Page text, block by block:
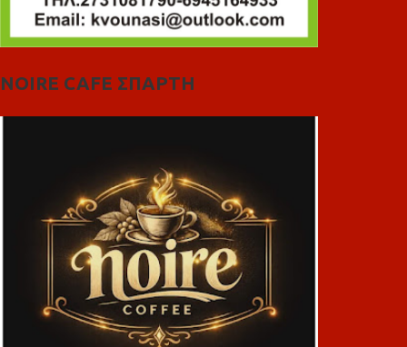
NOIRE CAFE ΣΠΑΡΤΗ